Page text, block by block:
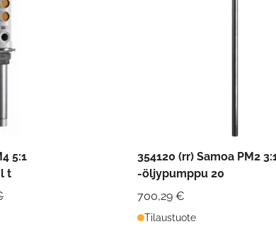
5:1
t
354120 (rr) Samoa PM2
-öljypumppu 20
700,29 €
Tilaustuote